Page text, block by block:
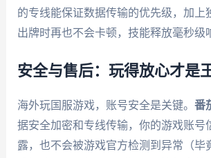
的专线能保证数据传输的优先级，加上
出牌时再也不会卡顿，技能释放毫秒级
安全与售后：玩得放心才是
海外玩国服游戏，账号安全是关键。 番
据安全加密和专线传输，你的游戏账号
露，也不会被游戏官方检测到异常（毕